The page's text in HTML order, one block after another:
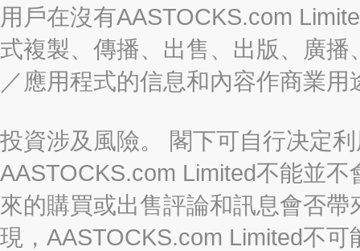
用戶在沒有AASTOCKS.com
式複製、傳播、出售、出版、廣
／應用程式的信息和內容作商業用
投資涉及風險。 閣下可自行决定
AASTOCKS.com Limited不能並
來的購買或出售評論和訊息會否
現，AASTOCKS.com Limited不